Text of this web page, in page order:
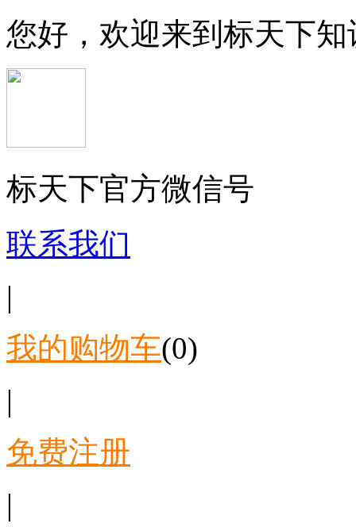
您好，欢迎来到标天下
标天下官方微信号
联系我们
|
我的购物车(0)
|
免费注册
|